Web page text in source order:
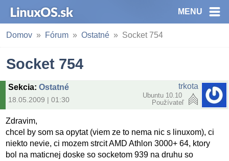
MENU
Domov Fórum Ostatné Socket 754
Socket 754
Sekcia: Ostatné
18.05.2009 | 01:30
trkota
Ubuntu 10.10
Používateľ
Zdravim,
chcel by som sa opytat (viem ze to nema nic s linuxom), ci
niekto nevie, ci mozem strcit AMD Athlon 3000+ 64, ktory
bol na maticnej doske so socketom 939 na druhu so